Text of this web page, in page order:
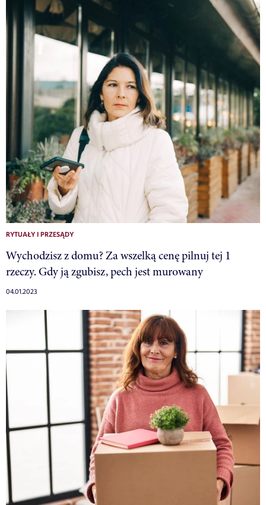
RYTUAŁY I PRZESĄDY
Wychodzisz z domu? Za wszelką cenę pilnuj tej 1
rzeczy. Gdy ją zgubisz, pech jest murowany
04.01.2023